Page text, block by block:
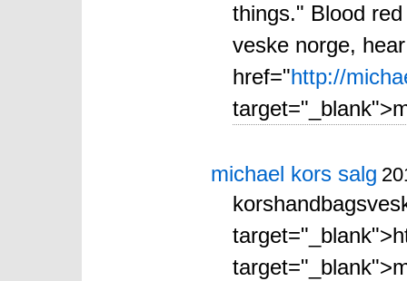
things." Blood
veske norge,
href="http://
michael kors salg